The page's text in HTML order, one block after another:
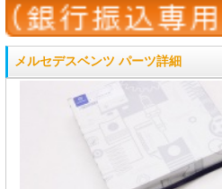
メルセデスベンツ パーツ詳細